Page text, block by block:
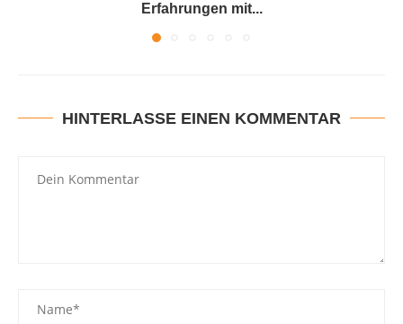
Erfahrungen mit...
HINTERLASSE EINEN KOMMENTAR